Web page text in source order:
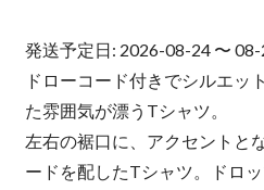
発送予定日: 2026-08-24 〜 08-
ドローコード付きでシルエッ
た雰囲気が漂うTシャツ。
左右の裾口に、アクセントと
ードを配したTシャツ。ドロ